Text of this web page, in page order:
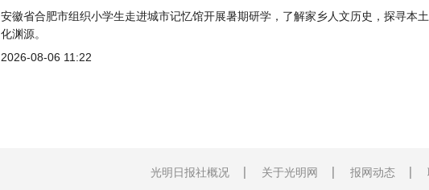
安徽省合肥市组织小学生走进城市记忆馆开展暑期研学，了解家乡人文历史，探寻本
化渊源。
2026-08-06 11:22
光明日报社概况 关于光明网 报网动态